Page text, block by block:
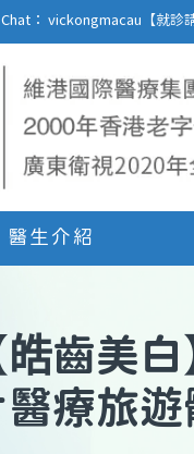
： vickongmacau【就診
醫生介紹
皓齒美白
療旅